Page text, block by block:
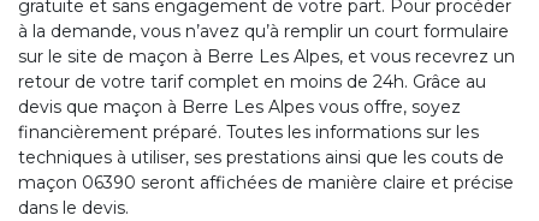
gratuite et sans engagement de votre part. Pour procéder
à la demande, vous n’avez qu’à remplir un court formulaire
sur le site de maçon à Berre Les Alpes, et vous recevrez un
retour de votre tarif complet en moins de 24h. Grâce au
devis que maçon à Berre Les Alpes vous offre, soyez
financièrement préparé. Toutes les informations sur les
techniques à utiliser, ses prestations ainsi que les couts de
maçon 06390 seront affichées de manière claire et précise
dans le devis.